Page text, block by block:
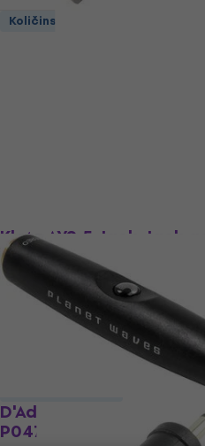
Količinski popust
Klotz AYS-5 Jack-Jack
Jack-Jack adapter
4,9
13,50 €
Na skladištu
D'Addario Planet Waves
P047T Jack-Jack